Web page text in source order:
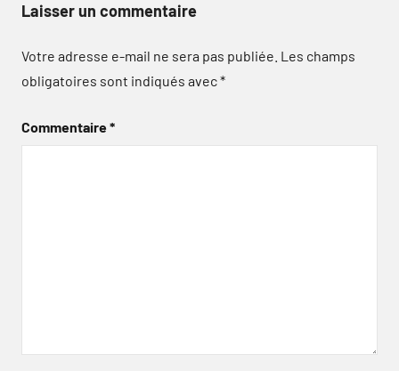
Laisser un commentaire
Votre adresse e-mail ne sera pas publiée. Les champs
obligatoires sont indiqués avec*
Commentaire*